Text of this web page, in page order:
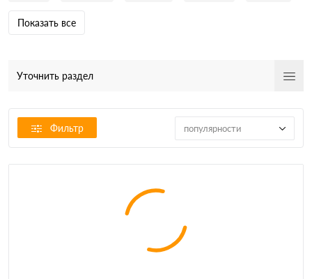
Показать все
Уточнить раздел
Фильтр популярности